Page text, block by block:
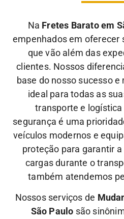
Na Fretes Barato em
empenhados em oferecer
que vão além das
clientes. Nossos
base do nosso sucesso
ideal para todas as
transporte e logística
segurança é uma
veículos modernos e
proteção para garantir
cargas durante o
também atendemos
Nossos serviços de
São Paulo são